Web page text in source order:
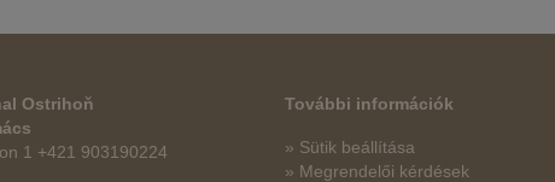
Ostrihoň
1 +421 903190224
További információk
» Sütik beállítása
» Megrendelői kérdések